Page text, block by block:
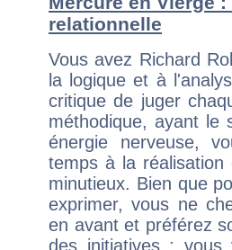
relationnelle
Vous avez Richard
la logique et à
critique de juger
méthodique, ayant le
énergie nerveuse,
temps à la réalisation
minutieux. Bien que
exprimer, vous ne
en avant et préférez
des initiatives : vous